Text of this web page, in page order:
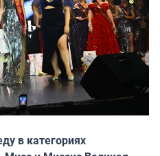
в категориях